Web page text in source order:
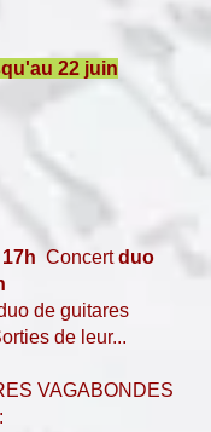
22 juin
17h Concertduo
de guitares
de leur...
VAGABONDES